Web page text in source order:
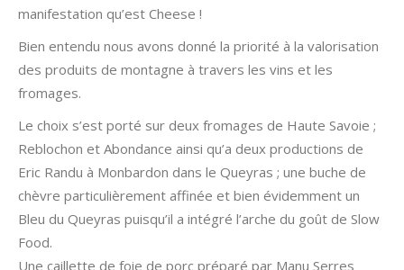
manifestation qu’est Cheese !
Bien entendu nous avons donné la priorité à la valorisation
des produits de montagne à travers les vins et les
fromages.
Le choix s’est porté sur deux fromages de Haute Savoie ;
Reblochon et Abondance ainsi qu’a deux productions de
Eric Randu à Monbardon dans le Queyras ; une buche de
chèvre particulièrement affinée et bien évidemment un
Bleu du Queyras puisqu’il a intégré l’arche du goût de Slow
Food.
Une caillette de foie de porc préparé par Manu Serres